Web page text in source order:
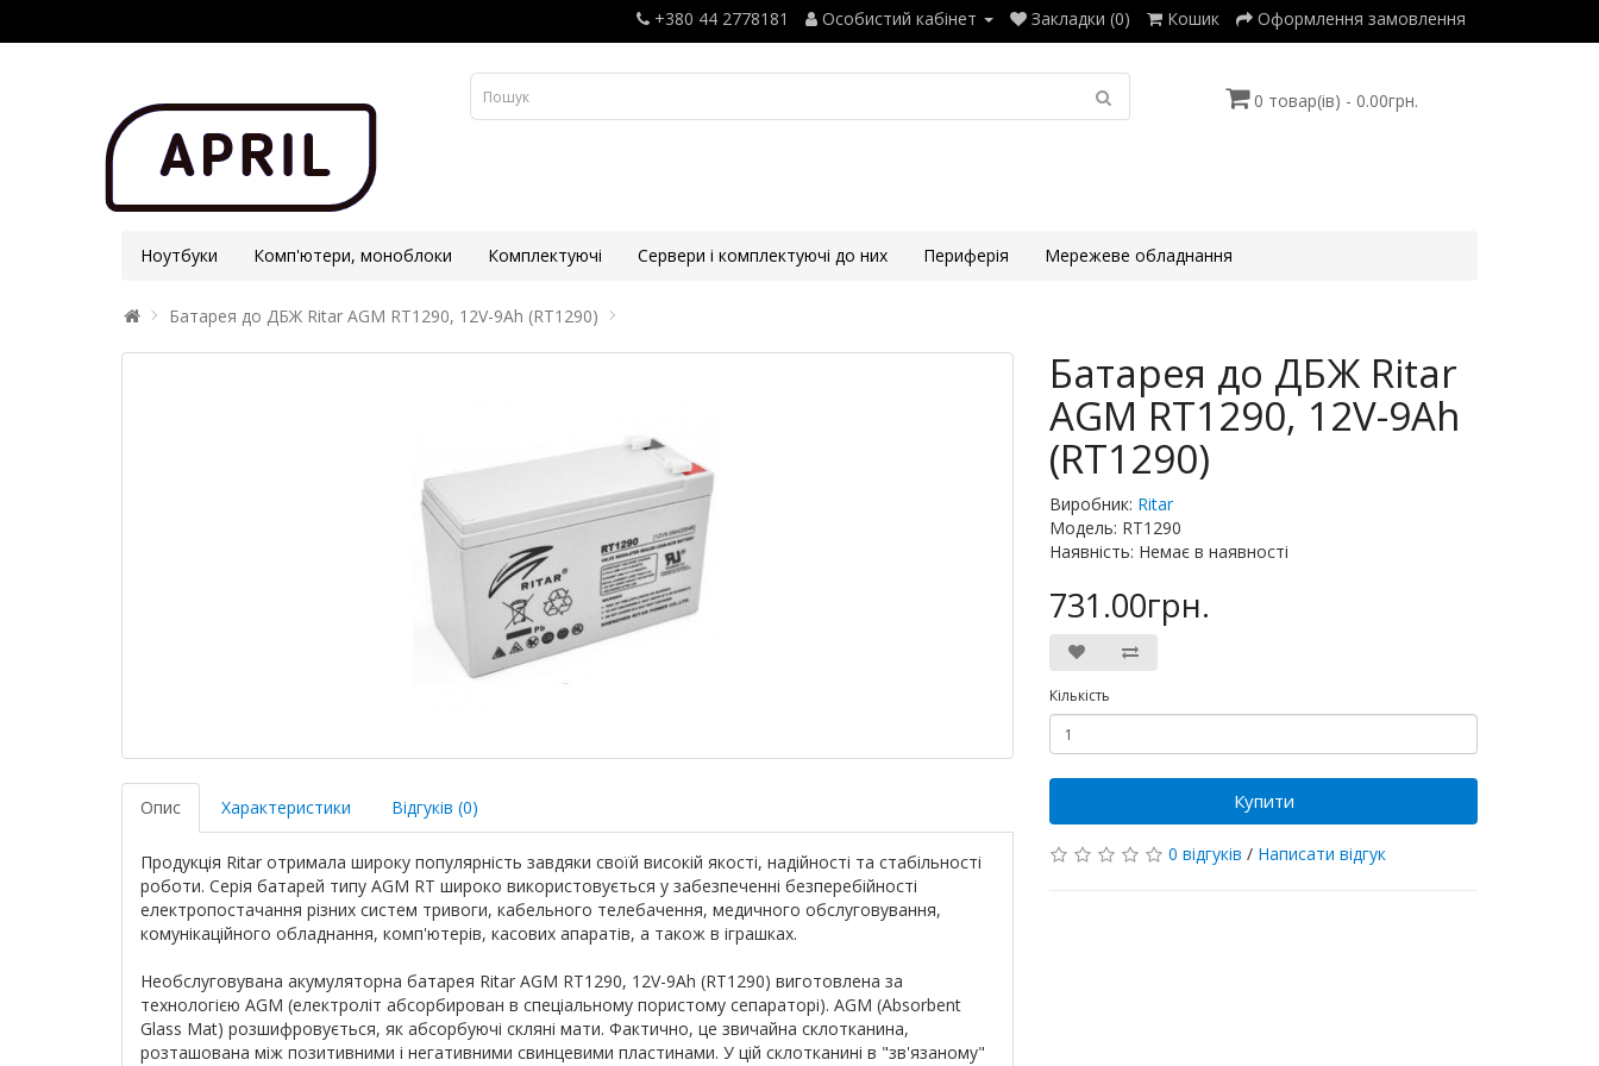
+380 44 2778181 Особистий кабінет Закладки (0) Кошик Оформлення замовлення
0 товар(ів) - 0.00грн.
Ноутбуки Комп'ютери, моноблоки Комплектуючі Сервери і комплектуючі до них Периферія Мережеве обладнання
Батарея до ДБЖ Ritar AGM RT1290, 12V-9Ah (RT1290)
Опис Характеристики Відгуків (0)
Продукція Ritar отримала широку популярність завдяки своїй високій якості, надійності та стабільності
роботи. Серія батарей типу AGM RT широко використовується у забезпеченні безперебійності
електропостачання різних систем тривоги, кабельного телебачення, медичного обслуговування,
комунікаційного обладнання, комп'ютерів, касових апаратів, а також в іграшках.
Необслуговувана акумуляторна батарея Ritar AGM RT1290, 12V-9Ah (RT1290) виготовлена за
технологією AGM (електроліт абсорбирован в спеціальному пористому сепараторі). AGM (Absorbent
Glass Mat) розшифровується, як абсорбуючі скляні мати. Фактично, це звичайна склотканина,
розташована між позитивними і негативними свинцевими пластинами. У цій склотканині в "зв'язаному"
Батарея до ДБЖ Ritar
AGM RT1290, 12V-9Ah
(RT1290)
Виробник: Ritar
Модель: RT1290
Наявність: Немає в наявності
731.00грн.
Кількість
Купити
0 відгуків / Написати відгук